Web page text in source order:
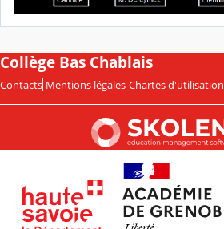
Collège Bas Chablais
Contacts Mentions légales Chartes d'utilisation